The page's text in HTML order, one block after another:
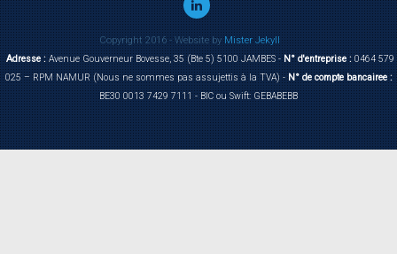
Copyright 2016 - Website byMister Jekyll
Adresse :Avenue Gouverneur Bovesse, 35 (Bte 5) 5100 JAMBES - N° d'entreprise :0464 579
025 – RPM NAMUR (Nous ne sommes pas assujettis à la TVA) -N° de compte bancairee :
BE30 0013 7429 7111 - BIC ou Swift: GEBABEBB